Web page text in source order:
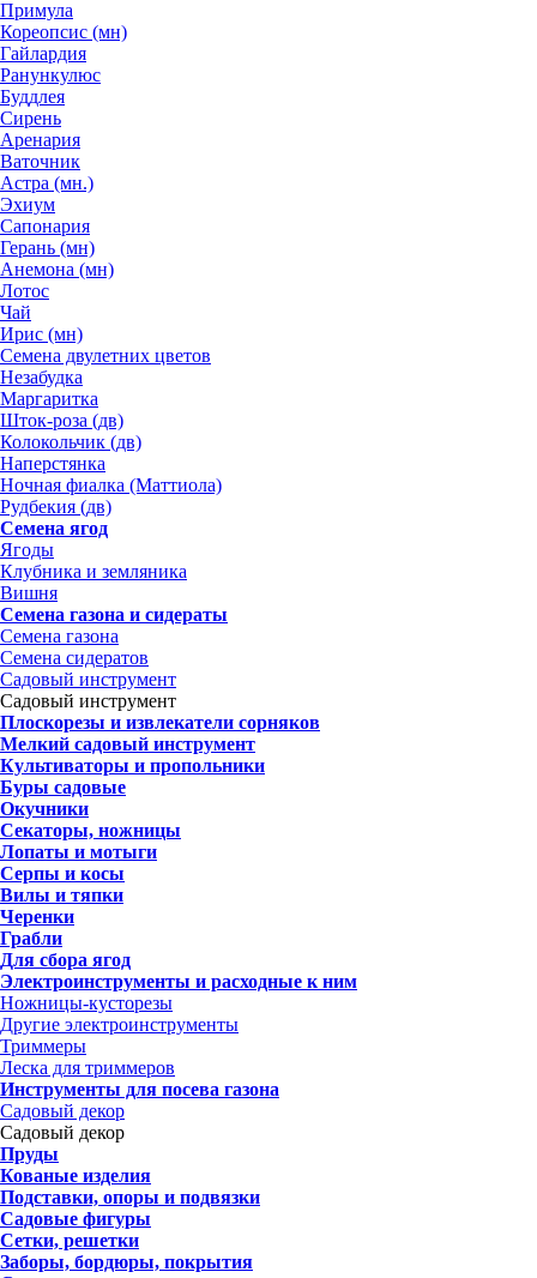
Примула
Кореопсис (мн)
Гайлардия
Ранункулюс
Буддлея
Сирень
Аренария
Ваточник
Астра (мн.)
Эхиум
Сапонария
Герань (мн)
Анемона (мн)
Лотос
Чай
Ирис (мн)
Семена двулетних цветов
Незабудка
Маргаритка
Шток-роза (дв)
Колокольчик (дв)
Наперстянка
Ночная фиалка (Маттиола)
Рудбекия (дв)
Семена ягод
Ягоды
Клубника и земляника
Вишня
Семена газона и сидераты
Семена газона
Семена сидератов
Садовый инструмент
Садовый инструмент
Плоскорезы и извлекатели сорняков
Мелкий садовый инструмент
Культиваторы и пропольники
Буры садовые
Окучники
Секаторы, ножницы
Лопаты и мотыги
Серпы и косы
Вилы и тяпки
Черенки
Грабли
Для сбора ягод
Электроинструменты и расходные к ним
Ножницы-кусторезы
Другие электроинструменты
Триммеры
Леска для триммеров
Инструменты для посева газона
Садовый декор
Садовый декор
Пруды
Кованые изделия
Подставки, опоры и подвязки
Садовые фигуры
Сетки, решетки
Заборы, бордюры, покрытия